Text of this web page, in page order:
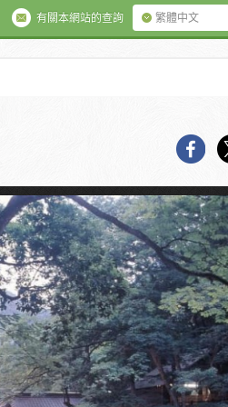
繁體中文
有關本網站的查詢